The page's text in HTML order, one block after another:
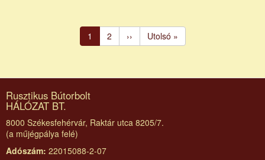
Oldalszámozás
Jelenlegi
oldal
1 Page
2
Következő
oldal
››
Utolsó
oldal
Utolsó »
Rusztikus Bútorbolt
HÁLÓZAT BT.
8000 Székesfehérvár, Raktár utca 8205/7.
(a műjégpálya felé)
Adószám: 22015088-2-07